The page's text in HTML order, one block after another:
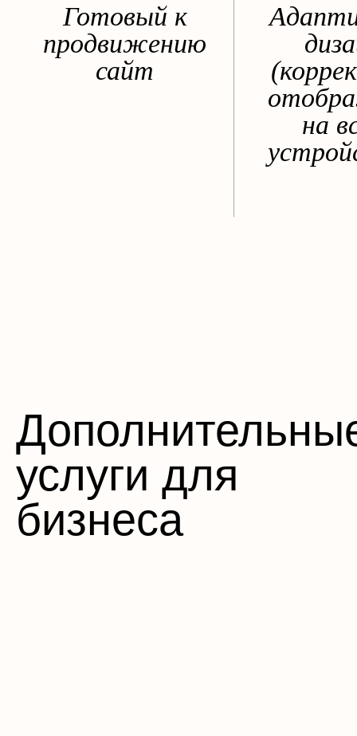
Готовый к
продвижению
сайт
на
услуги для
бизнеса